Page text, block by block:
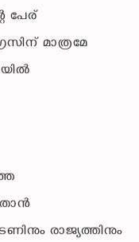
പേര്
മാത്രമേ
താൻ
രാജ്യത്തിനും